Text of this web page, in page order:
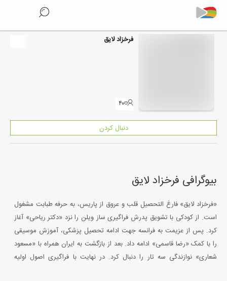
فرخزاد لایق
۴۰
دنبال کردن
بیوگرافی فرخزاد لایق
«فرخزاد لایق» فارغ التحصیل قلب و عروق از پاریس، به حرفه طبابت مشغول
است. از کودکی با تشویق پدرش فراگیری ساز ویلن را نزد «دکتر ریاحی» آغاز
کرد. پس از عزیمت به فرانسه جهت ادامه تحصیل پزشکی، آموزش موسیقی
را با کمک «رضا قاسمی» ادامه داد. بعد از بازگشت به ایران همراه با «مسعود
شعاری» نوازندگی سه تار را دنبال کرد. در نهایت با فراگیری اصول اولیه